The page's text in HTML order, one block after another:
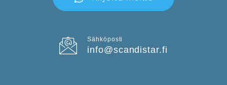
Sähköposti
info@scandistar.fi